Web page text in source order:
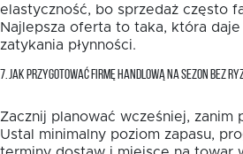
elastyczność, bo sprzedaż często
Najlepsza oferta to taka, która
zatykania płynności.
7. JAK PRZYGOTOWAĆ FIRMĘ HANDLOWĄ NA SEZON BEZ
Zacznij planować wcześniej, zanim
Ustal minimalny poziom zapasu,